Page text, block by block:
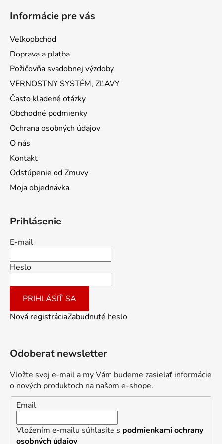
Informácie pre vás
Veľkoobchod
Doprava a platba
Požičovňa svadobnej výzdoby
VERNOSTNÝ SYSTÉM, ZĽAVY
Často kladené otázky
Obchodné podmienky
Ochrana osobných údajov
O nás
Kontakt
Odstúpenie od Zmuvy
Moja objednávka
Prihlásenie
E-mail
Heslo
PRIHLÁSIŤ SA
Nová registráciaZabudnuté heslo
Odoberať newsletter
Vložte svoj e-mail a my Vám budeme zasielať informácie
o nových produktoch na našom e-shope.
Email
Vložením e-mailu súhlasíte s podmienkami ochrany
osobných údajov